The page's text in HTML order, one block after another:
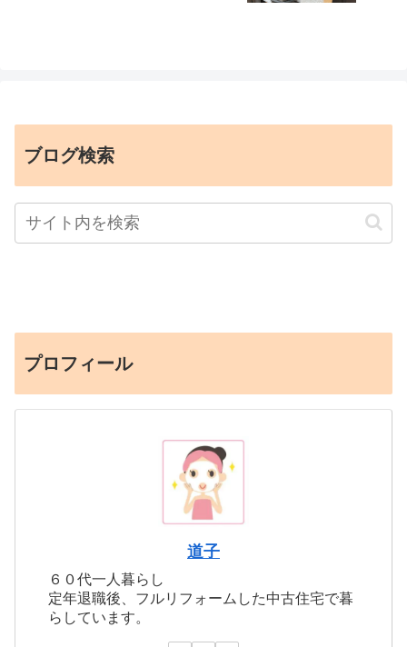
ブログ検索
プロフィール
道子
６０代一人暮らし
定年退職後、フルリフォームした中古住宅で暮
らしています。